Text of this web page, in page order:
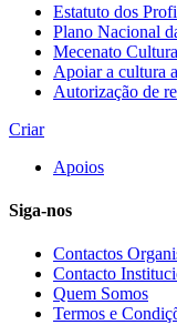
Estatuto dos
Plano Nacional
Mecenato
Apoiar a cultura
Autorização de
Criar
Apoios
Siga-nos
Contactos
Contacto
Quem Somos
Termos e